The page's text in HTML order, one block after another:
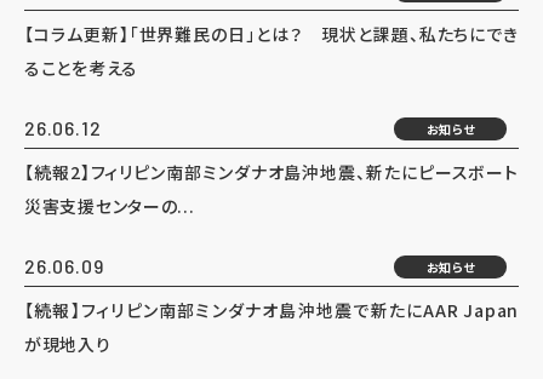
【コラム更新】「世界難民の日」とは？ 現状と課題、私たちにでき
ることを考える
26.06.12 お知らせ
【続報2】フィリピン南部ミンダナオ島沖地震、新たにピースボート
災害支援センターの...
26.06.09 お知らせ
【続報】フィリピン南部ミンダナオ島沖地震で新たにAAR Japan
が現地入り